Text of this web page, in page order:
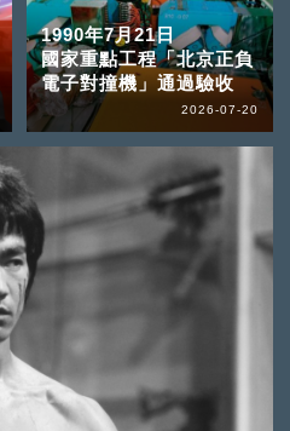
1990年7月21日
國家重點工程「北京正負
電子對撞機」通過驗收
2026-07-20